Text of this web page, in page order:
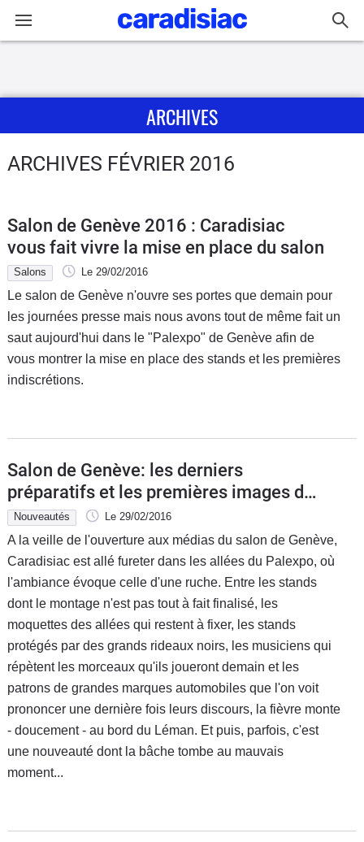
Actu
Guide
d'achat
Electriques
Utilitaires
Flottes
Services
Forum
Moto
Marques
ARCHIVES
ARCHIVES FÉVRIER 2016
Salon de Genève 2016 : Caradisiac
vous fait vivre la mise en place du salon
Salons Le 29/02/2016
Le salon de Genève n'ouvre ses portes que demain pour
les journées presse mais nous avons tout de même fait un
saut aujourd'hui dans le "Palexpo" de Genève afin de
vous montrer la mise en place des stands et les premières
indiscrétions.
Salon de Genève: les derniers
préparatifs et les premières images de
Nouveautés Le 29/02/2016
A la veille de l'ouverture aux médias du salon de Genève,
Caradisiac est allé fureter dans les allées du Palexpo, où
l'ambiance évoque celle d'une ruche. Entre les stands
dont le montage n'est pas tout à fait finalisé, les
moquettes des allées qui restent à fixer, les stands
protégés par des grands rideaux noirs, les musiciens qui
répètent les morceaux qu'ils joueront demain et les
patrons de grandes marques automobiles que l'on voit
prononcer une dernière fois leurs discours, la fièvre monte
- doucement - au bord du Léman. Et puis, parfois, c'est
une nouveauté dont la bâche tombe au mauvais
moment...